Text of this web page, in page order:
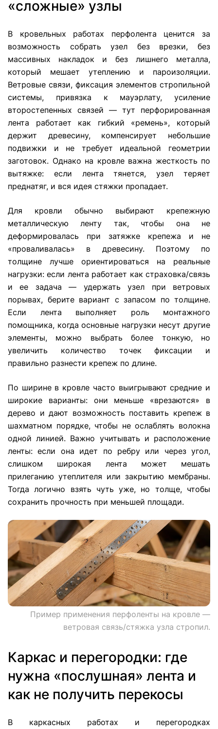
«сложные» узлы
В кровельных работах перфолента ценится за
возможность собрать узел без врезки, без
массивных накладок и без лишнего металла,
который мешает утеплению и пароизоляции.
Ветровые связи, фиксация элементов стропильной
системы, привязка к мауэрлату, усиление
второстепенных связей — тут перфорированная
лента работает как гибкий «ремень», который
держит древесину, компенсирует небольшие
подвижки и не требует идеальной геометрии
заготовок. Однако на кровле важна жесткость по
вытяжке: если лента тянется, узел теряет
преднатяг, и вся идея стяжки пропадает.
Для кровли обычно выбирают крепежную
металлическую ленту так, чтобы она не
деформировалась при затяжке крепежа и не
«проваливалась» в древесину. Поэтому по
толщине лучше ориентироваться на реальные
нагрузки: если лента работает как страховка/связь
и ее задача — удержать узел при ветровых
порывах, берите вариант с запасом по толщине.
Если лента выполняет роль монтажного
помощника, когда основные нагрузки несут другие
элементы, можно выбрать более тонкую, но
увеличить количество точек фиксации и
правильно разнести крепеж по длине.
По ширине в кровле часто выигрывают средние и
широкие варианты: они меньше «врезаются» в
дерево и дают возможность поставить крепеж в
шахматном порядке, чтобы не ослаблять волокна
одной линией. Важно учитывать и расположение
ленты: если она идет по ребру или через угол,
слишком широкая лента может мешать
прилеганию утеплителя или закрытию мембраны.
Тогда логично взять чуть уже, но толще, чтобы
сохранить прочность при меньшей площади.
Пример применения перфоленты на кровле —
ветровая связь/стяжка узла стропил.
Каркас и перегородки: где
нужна «послушная» лента и
как не получить перекосы
В каркасных работах и перегородках